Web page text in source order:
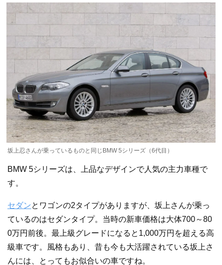
坂上忍さんが乗っているものと同じBMW 5シリーズ（6代目）
BMW 5シリーズは、上品なデザインで人気の主力車種で
す。
セダンとワゴンの2タイプがありますが、坂上さんが乗っ
ているのはセダンタイプ。当時の新車価格は大体700～80
0万円前後。最上級グレードになると1,000万円を超える高
級車です。風格もあり、昔も今も大活躍されている坂上さ
んには、とってもお似合いの車ですね。